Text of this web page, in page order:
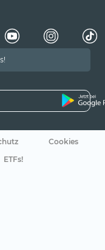
Cookies
ETFs!